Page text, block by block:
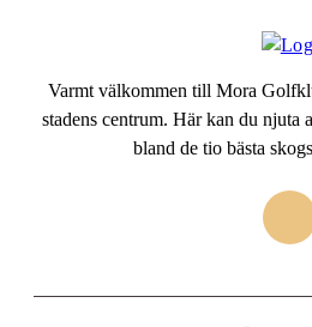
Varmt välkommen till Mora
stadens centrum. Här kan du njuta
bland de tio bästa